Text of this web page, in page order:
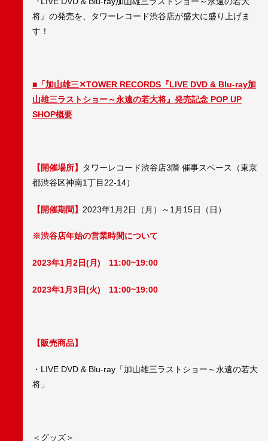
将』の発売を、タワーレコード渋谷店が盛大に盛り上げま
す！
■「加山雄三✕TOWER RECORDS『LIVE DVD & Blu-ray加
山雄三ラストショー～永遠の若大将』発売記念 POP UP
SHOP概要
【開催場所】
タワーレコード渋谷店3階 催事スペース（東京
都渋谷区神南1丁目22-14）
【開催期間】 2023年1月2日（月）～1月15日（日）
※渋谷店年始の営業時間について
2023年1月2日(月) 11:00~19:00
2023年1月3日(火) 11:00~19:00
【販売商品】
・LIVE DVD & Blu-ray「加山雄三ラストショー～永遠の若大
将」
＜グッズ＞